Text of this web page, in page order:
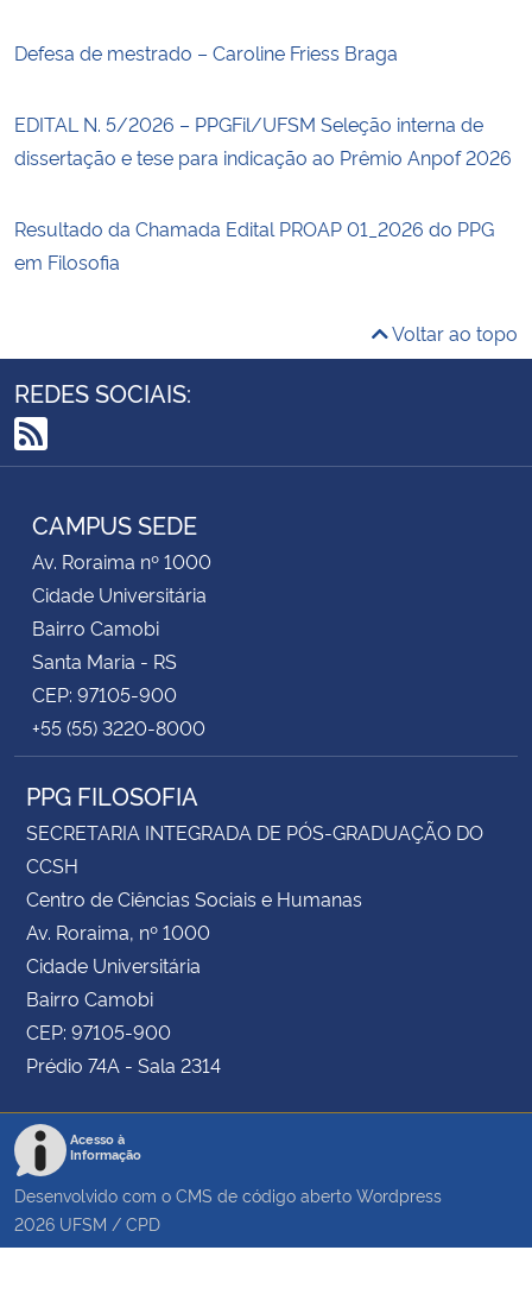
Defesa de mestrado – Caroline Friess Braga
EDITAL N. 5/2026 – PPGFil/UFSM Seleção interna de
dissertação e tese para indicação ao Prêmio Anpof 2026
Resultado da Chamada Edital PROAP 01_2026 do PPG
em Filosofia
Voltar ao topo
REDES SOCIAIS:
RSS
CAMPUS SEDE
Av. Roraima nº 1000
Cidade Universitária
Bairro Camobi
Santa Maria - RS
CEP: 97105-900
+55 (55) 3220-8000
PPG FILOSOFIA
SECRETARIA INTEGRADA DE PÓS-GRADUAÇÃO DO
CCSH
Centro de Ciências Sociais e Humanas
Av. Roraima, nº 1000
Cidade Universitária
Bairro Camobi
CEP: 97105-900
Prédio 74A - Sala 2314
Acesso à
Informação
Desenvolvido com o CMS de código aberto Wordpress
2026 UFSM / CPD